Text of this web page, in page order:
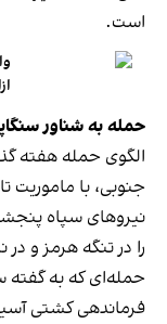
است.
حمله به شناور
الگوی حمله هفته
جنوبی، با ماموریت
را در تنگه هرمز و
حمله‌ای که به گفته
فرماندهی کشتی